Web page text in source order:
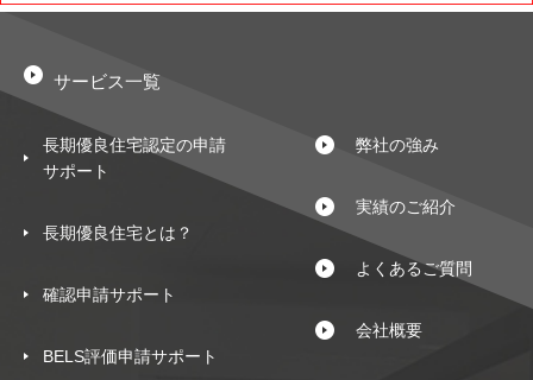
サービス一覧
長期優良住宅認定の申請
サポート
長期優良住宅とは？
確認申請サポート
BELS評価申請サポート
弊社の強み
実績のご紹介
よくあるご質問
会社概要